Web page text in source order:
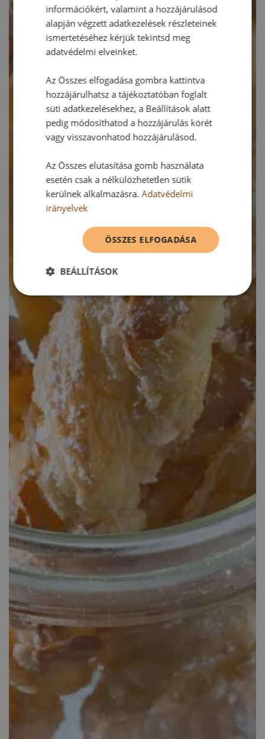
információkért, valamint a hozzájárulásod
alapján végzett adatkezelések részleteinek
ismertetéséhez kérjük tekintsd meg
adatvédelmi elveinket.
Az Összes elfogadása gombra kattintva
hozzájárulhatsz a tájékoztatóban foglalt
süti adatkezelésekhez, a Beállítások alatt
pedig módosíthatod a hozzájárulás körét
vagy visszavonhatod hozzájárulásod.
Az Összes elutasítása gomb használata
esetén csak a nélkülözhetetlen sütik
kerülnek alkalmazásra.Adatvédelmi
irányelvek
ÖSSZES ELFOGADÁSA
BEÁLLÍTÁSOK